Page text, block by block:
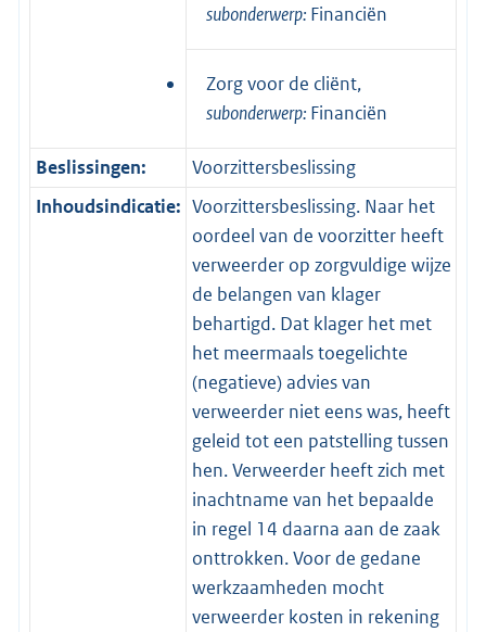
subonderwerp: Financiën
Zorg voor de cliënt,
subonderwerp: Financiën
Beslissingen:
Voorzittersbeslissing
Inhoudsindicatie: Voorzittersbeslissing. Naar het
oordeel van de voorzitter heeft
verweerder op zorgvuldige wijze
de belangen van klager
behartigd. Dat klager het met
het meermaals toegelichte
(negatieve) advies van
verweerder niet eens was, heeft
geleid tot een patstelling tussen
hen. Verweerder heeft zich met
inachtname van het bepaalde
in regel 14 daarna aan de zaak
onttrokken. Voor de gedane
werkzaamheden mocht
verweerder kosten in rekening